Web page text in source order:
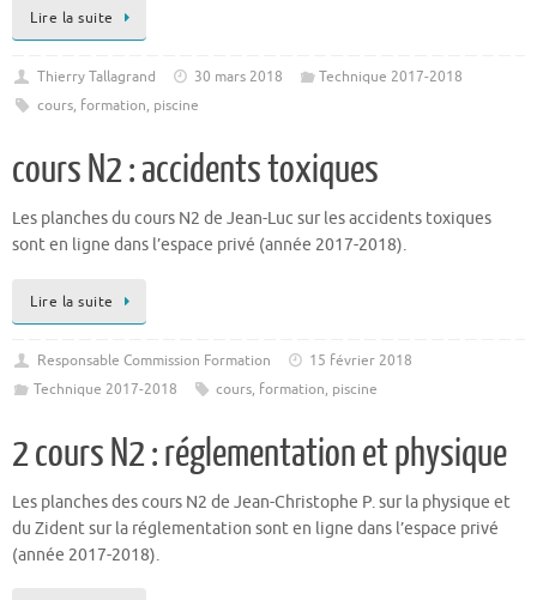
Lire la suite
Thierry Tallagrand 30 mars 2018
Technique 2017-2018
cours, formation, piscine
cours N2 : accidents toxiques
Les planches du cours N2 de Jean-Luc sur les accidents toxiques
sont en ligne dans l’espace privé (année 2017-2018).
Lire la suite
Responsable Commission Formation
15 février 2018
Technique 2017-2018
cours, formation, piscine
2 cours N2 : réglementation et physique
Les planches des cours N2 de Jean-Christophe P. sur la physique et
du Zident sur la réglementation sont en ligne dans l’espace privé
(année 2017-2018).